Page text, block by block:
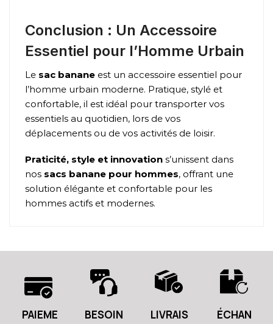
Conclusion : Un Accessoire
Essentiel pour l’Homme Urbain
Le sac banane est un accessoire essentiel pour
l’homme urbain moderne. Pratique, stylé et
confortable, il est idéal pour transporter vos
essentiels au quotidien, lors de vos
déplacements ou de vos activités de loisir.
Praticité, style et innovation s’unissent dans
nos sacs banane pour hommes, offrant une
solution élégante et confortable pour les
hommes actifs et modernes.
PAIEME
BESOIN
LIVRAIS
ÉCHAN